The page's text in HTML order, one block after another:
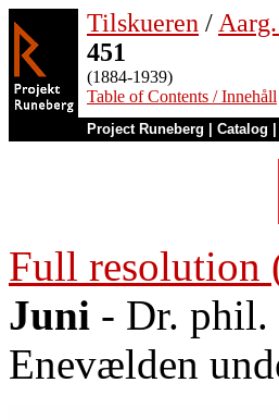
Tilskueren /
451
(1884-1939)
Table of Contents / Innehåll
Project Runeberg Catalog
Full resolution
Juni - Dr. phil.
Enevælden